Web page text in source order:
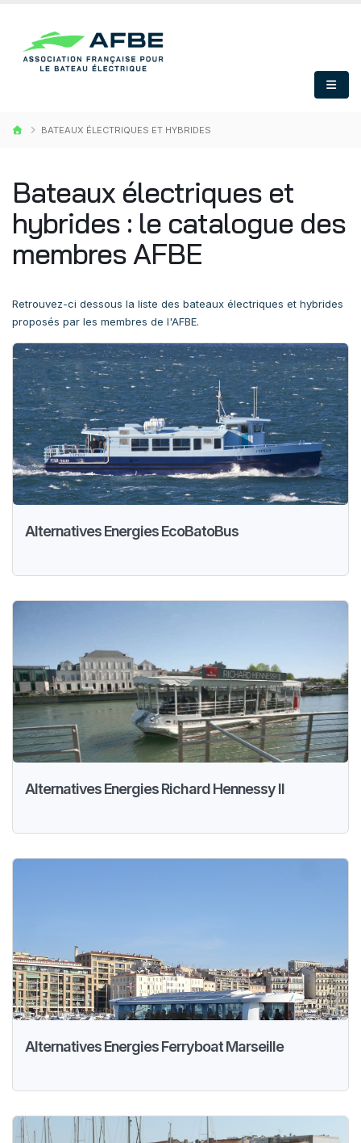
BATEAUX ÉLECTRIQUES ET HYBRIDES
Bateaux électriques et
hybrides : le catalogue des
membres AFBE
Retrouvez-ci dessous la liste des bateaux électriques et hybrides
proposés par les membres de l'AFBE.
Alternatives Energies EcoBatoBus
Alternatives Energies Richard Hennessy II
Alternatives Energies Ferryboat Marseille
ABONNEZ VOUS À LA NEWSLETTER AFBE
Envie de recevoirgratuitement
l'actualité du bateau